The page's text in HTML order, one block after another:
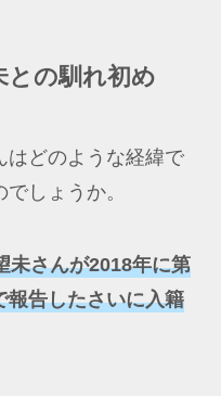
との馴れ初め
はどのような経緯で
しょうか。
未さんが2018年に第
報告したさいに入籍